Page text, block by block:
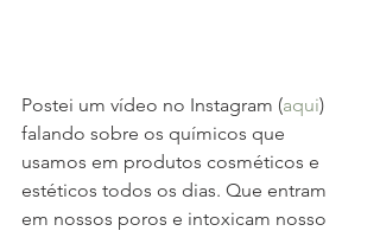
Postei um vídeo no Instagram (aqui)
falando sobre os químicos que
usamos em produtos cosméticos e
estéticos todos os dias. Que entram
em nossos poros e intoxicam nosso